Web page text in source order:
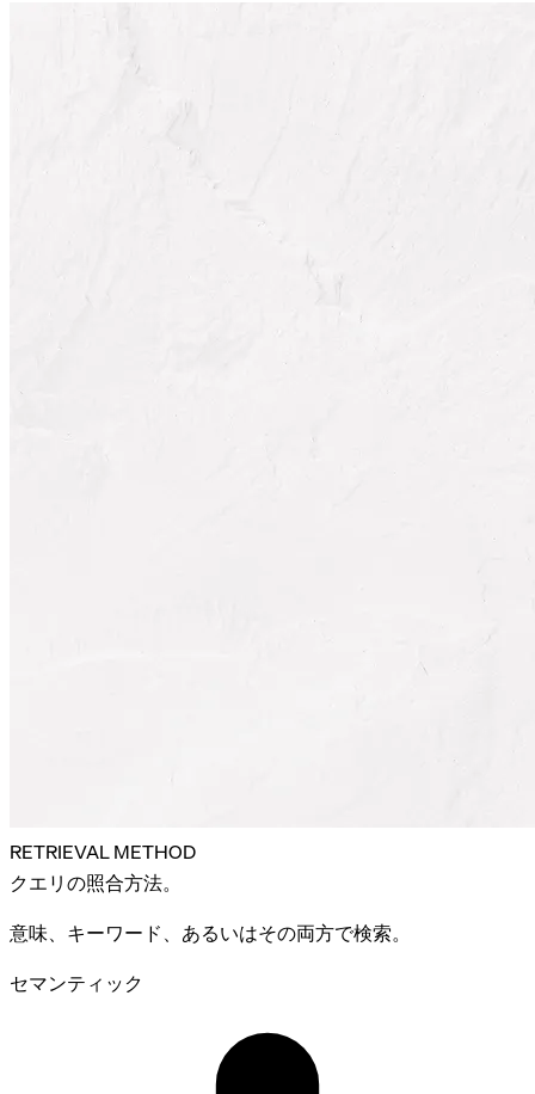
RETRIEVAL METHOD
クエリの照合方法。
意味、キーワード、あるいはその両方で検索。
セマンティック